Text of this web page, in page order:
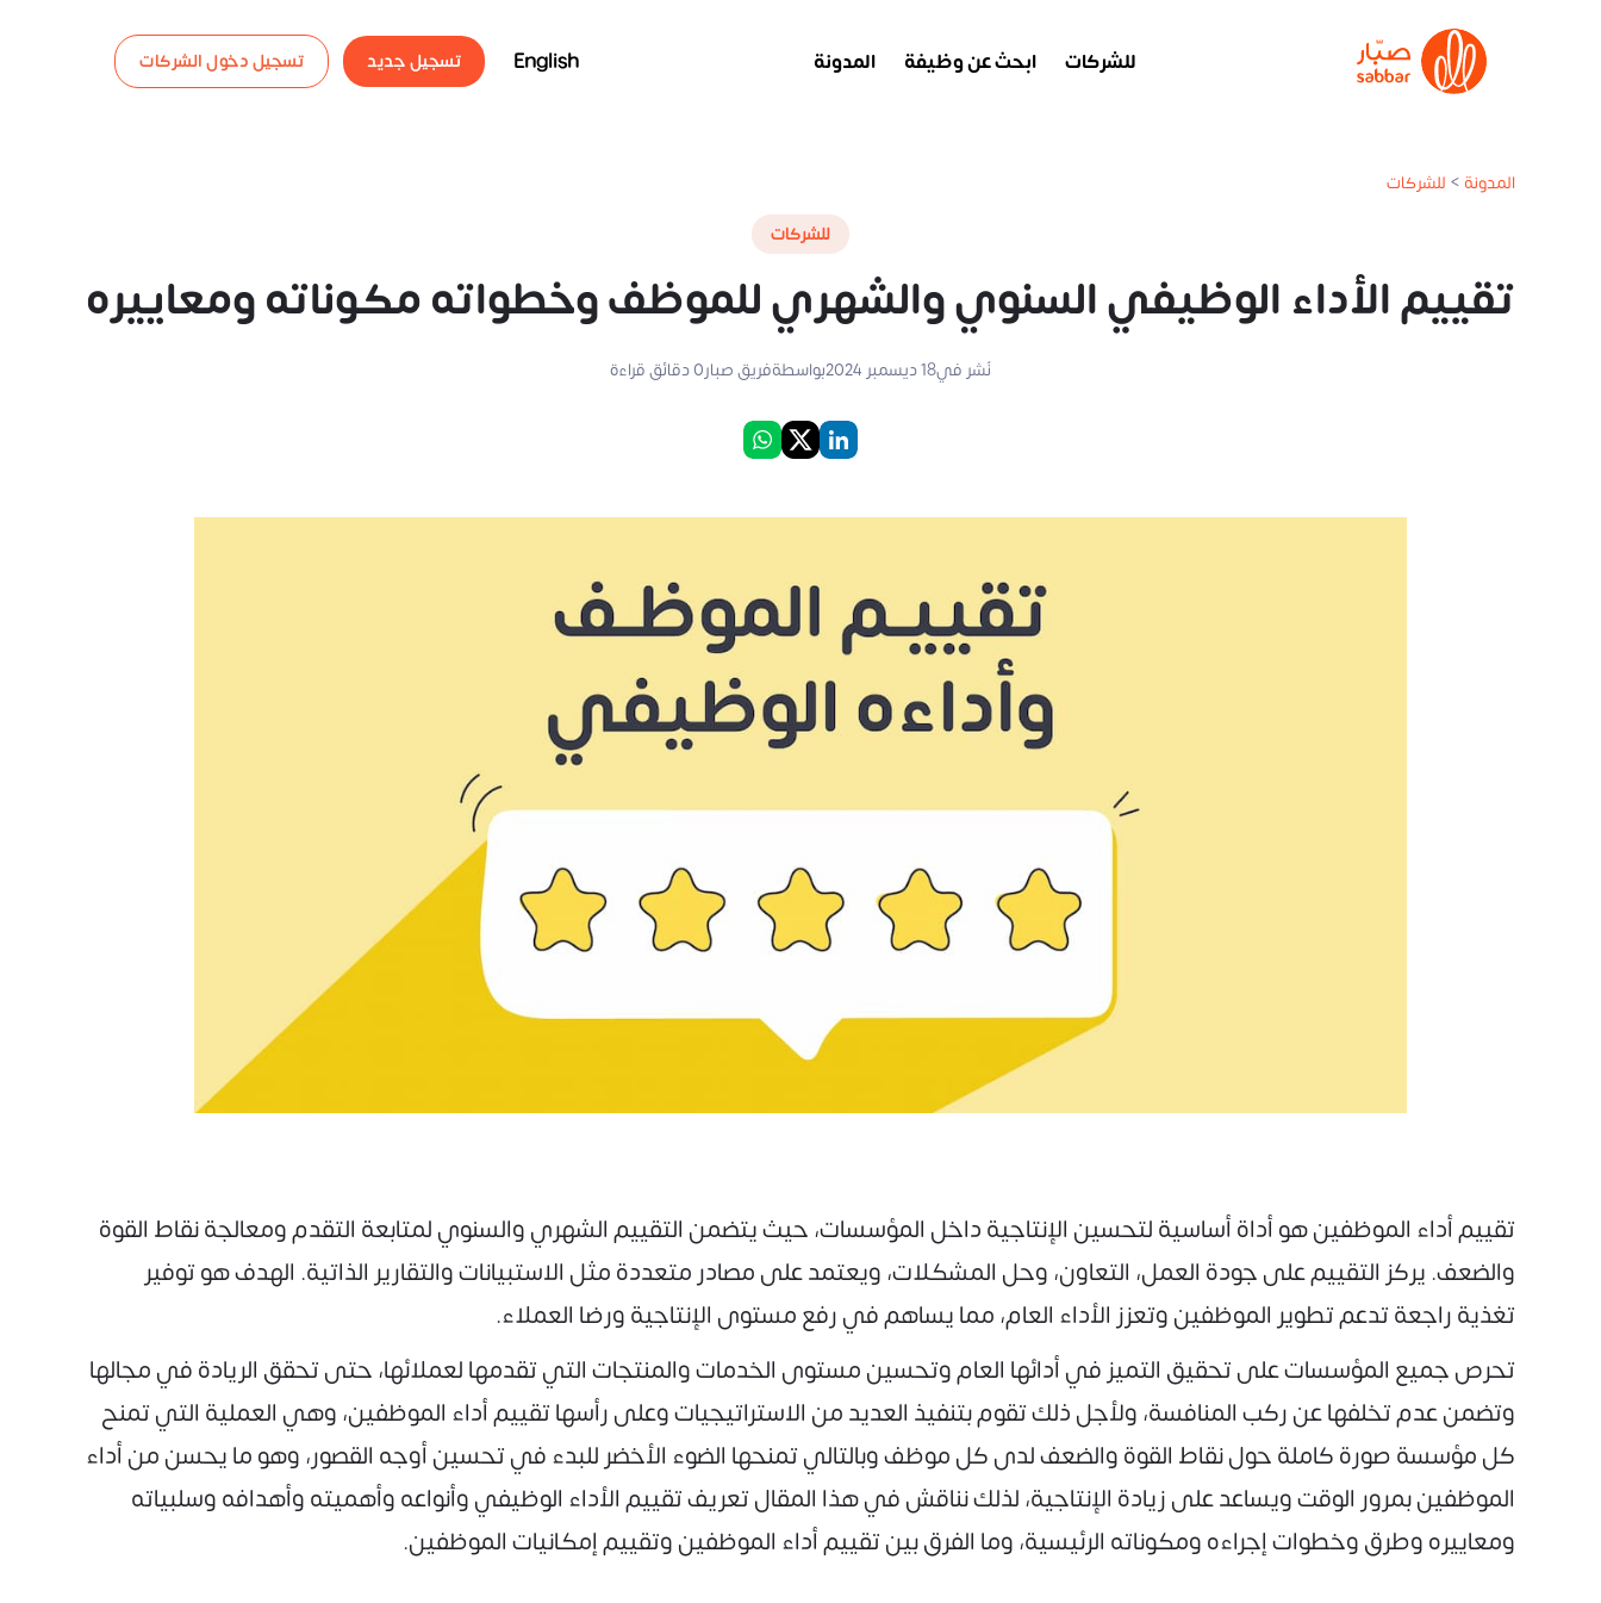
للشركات ابحث عن وظيفة المدونة English تسجيل جديد تسجيل دخول الشركات
المدونة> للشركات
للشركات
تقييم الأداء الوظيفي السنوي والشهري للموظف وخطواته مكوناته ومعاييره
نُشر في18 ديسمبر 2024 بواسطةفريق صبار0دقائق قراءة
تقييم أداء الموظفين هو أداة أساسية لتحسين الإنتاجية داخل المؤسسات، حيث يتضمن التقييم الشهري والسنوي لمتابعة التقدم ومعالجة نقاط القوة
والضعف. يركز التقييم على جودة العمل، التعاون، وحل المشكلات، ويعتمد على مصادر متعددة مثل الاستبيانات والتقارير الذاتية. الهدف هو توفير
تغذية راجعة تدعم تطوير الموظفين وتعزز الأداء العام، مما يساهم في رفع مستوى الإنتاجية ورضا العملاء.
تحرص جميع المؤسسات على تحقيق التميز في أدائها العام وتحسين مستوى الخدمات والمنتجات التي تقدمها لعملائها، حتى تحقق الريادة في مجالها
وتضمن عدم تخلفها عن ركب المنافسة، ولأجل ذلك تقوم بتنفيذ العديد من الاستراتيجيات وعلى رأسها تقييم أداء الموظفين، وهي العملية التي تمنح
كل مؤسسة صورة كاملة حول نقاط القوة والضعف لدى كل موظف وبالتالي تمنحها الضوء الأخضر للبدء في تحسين أوجه القصور، وهو ما يحسن من أداء
الموظفين بمرور الوقت ويساعد على زيادة الإنتاجية، لذلك نناقش في هذا المقال تعريف تقييم الأداء الوظيفي وأنواعه وأهميته وأهدافه وسلبياته
ومعاييره وطرق وخطوات إجراءه ومكوناته الرئيسية، وما الفرق بين تقييم أداء الموظفين وتقييم إمكانيات الموظفين.